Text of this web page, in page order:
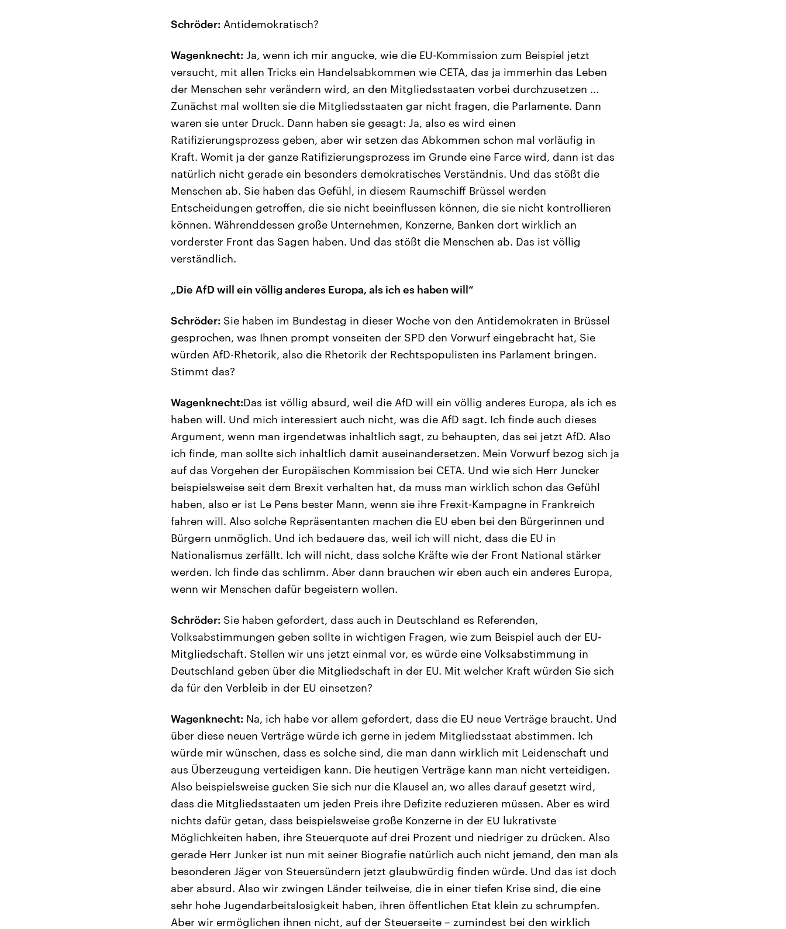
Schröder: Antidemokratisch?
Wagenknecht: Ja, wenn ich mir angucke, wie die EU-Kommission zum Beispiel jetzt
versucht, mit allen Tricks ein Handelsabkommen wie CETA, das ja immerhin das Leben
der Menschen sehr verändern wird, an den Mitgliedsstaaten vorbei durchzusetzen ...
Zunächst mal wollten sie die Mitgliedsstaaten gar nicht fragen, die Parlamente. Dann
waren sie unter Druck. Dann haben sie gesagt: Ja, also es wird einen
Ratifizierungsprozess geben, aber wir setzen das Abkommen schon mal vorläufig in
Kraft. Womit ja der ganze Ratifizierungsprozess im Grunde eine Farce wird, dann ist das
natürlich nicht gerade ein besonders demokratisches Verständnis. Und das stößt die
Menschen ab. Sie haben das Gefühl, in diesem Raumschiff Brüssel werden
Entscheidungen getroffen, die sie nicht beeinflussen können, die sie nicht kontrollieren
können. Währenddessen große Unternehmen, Konzerne, Banken dort wirklich an
vorderster Front das Sagen haben. Und das stößt die Menschen ab. Das ist völlig
verständlich.
„Die AfD will ein völlig anderes Europa, als ich es haben will“
Schröder: Sie haben im Bundestag in dieser Woche von den Antidemokraten in Brüssel
gesprochen, was Ihnen prompt vonseiten der SPD den Vorwurf eingebracht hat, Sie
würden AfD-Rhetorik, also die Rhetorik der Rechtspopulisten ins Parlament bringen.
Stimmt das?
Wagenknecht:Das ist völlig absurd, weil die AfD will ein völlig anderes Europa, als ich es
haben will. Und mich interessiert auch nicht, was die AfD sagt. Ich finde auch dieses
Argument, wenn man irgendetwas inhaltlich sagt, zu behaupten, das sei jetzt AfD. Also
ich finde, man sollte sich inhaltlich damit auseinandersetzen. Mein Vorwurf bezog sich ja
auf das Vorgehen der Europäischen Kommission bei CETA. Und wie sich Herr Juncker
beispielsweise seit dem Brexit verhalten hat, da muss man wirklich schon das Gefühl
haben, also er ist Le Pens bester Mann, wenn sie ihre Frexit-Kampagne in Frankreich
fahren will. Also solche Repräsentanten machen die EU eben bei den Bürgerinnen und
Bürgern unmöglich. Und ich bedauere das, weil ich will nicht, dass die EU in
Nationalismus zerfällt. Ich will nicht, dass solche Kräfte wie der Front National stärker
werden. Ich finde das schlimm. Aber dann brauchen wir eben auch ein anderes Europa,
wenn wir Menschen dafür begeistern wollen.
Schröder: Sie haben gefordert, dass auch in Deutschland es Referenden,
Volksabstimmungen geben sollte in wichtigen Fragen, wie zum Beispiel auch der EU-
Mitgliedschaft. Stellen wir uns jetzt einmal vor, es würde eine Volksabstimmung in
Deutschland geben über die Mitgliedschaft in der EU. Mit welcher Kraft würden Sie sich
da für den Verbleib in der EU einsetzen?
Wagenknecht: Na, ich habe vor allem gefordert, dass die EU neue Verträge braucht. Und
über diese neuen Verträge würde ich gerne in jedem Mitgliedsstaat abstimmen. Ich
würde mir wünschen, dass es solche sind, die man dann wirklich mit Leidenschaft und
aus Überzeugung verteidigen kann. Die heutigen Verträge kann man nicht verteidigen.
Also beispielsweise gucken Sie sich nur die Klausel an, wo alles darauf gesetzt wird,
dass die Mitgliedsstaaten um jeden Preis ihre Defizite reduzieren müssen. Aber es wird
nichts dafür getan, dass beispielsweise große Konzerne in der EU lukrativste
Möglichkeiten haben, ihre Steuerquote auf drei Prozent und niedriger zu drücken. Also
gerade Herr Junker ist nun mit seiner Biografie natürlich auch nicht jemand, den man als
besonderen Jäger von Steuersündern jetzt glaubwürdig finden würde. Und das ist doch
aber absurd. Also wir zwingen Länder teilweise, die in einer tiefen Krise sind, die eine
sehr hohe Jugendarbeitslosigkeit haben, ihren öffentlichen Etat klein zu schrumpfen.
Aber wir ermöglichen ihnen nicht, auf der Steuerseite – zumindest bei den wirklich